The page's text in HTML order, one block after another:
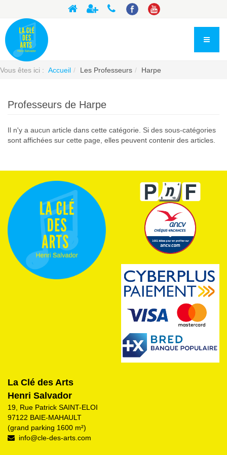
Vous êtes ici : Accueil Les Professeurs Harpe
Professeurs de Harpe
Il n'y a aucun article dans cette catégorie. Si des sous-catégories
sont affichées sur cette page, elles peuvent contenir des articles.
La Clé des Arts
Henri Salvador
19, Rue Patrick SAINT-ELOI
97122 BAIE-MAHAULT
(grand parking 1600 m²)
info@cle-des-arts.com